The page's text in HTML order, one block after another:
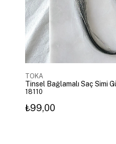
TOKA
Tinsel Bağlamalı Saç Simi
18110
₺99,00